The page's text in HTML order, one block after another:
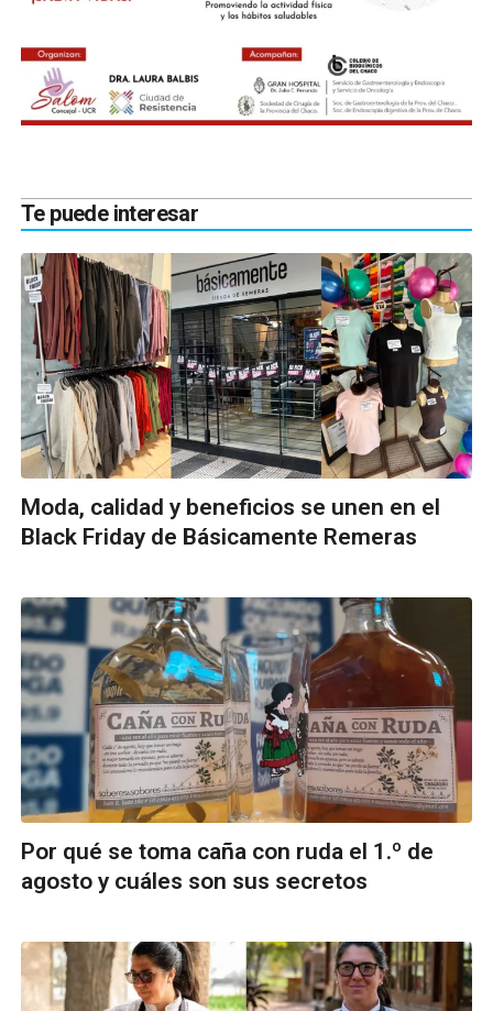
Te puede interesar
Moda, calidad y beneficios se unen en el
Black Friday de Básicamente Remeras
Por qué se toma caña con ruda el 1.º de
agosto y cuáles son sus secretos